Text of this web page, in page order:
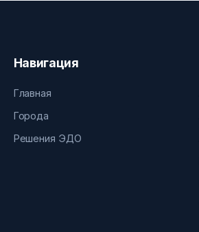
Навигация
Главная
Города
Решения ЭДО